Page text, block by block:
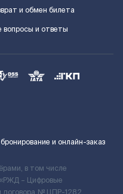
и обмен билета
вопросы и ответы
и онлайн-заказ
в том числе
– Цифровые